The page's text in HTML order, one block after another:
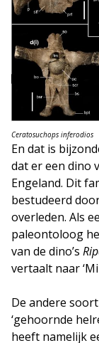
Ceratosuchops inferodios
En dat is
dat er een dino
Engeland. Dit
bestudeerd
overleden. Als
paleontoloog
van de dino’s
vertaalt naar
De andere
‘gehoornde
heeft namelijk